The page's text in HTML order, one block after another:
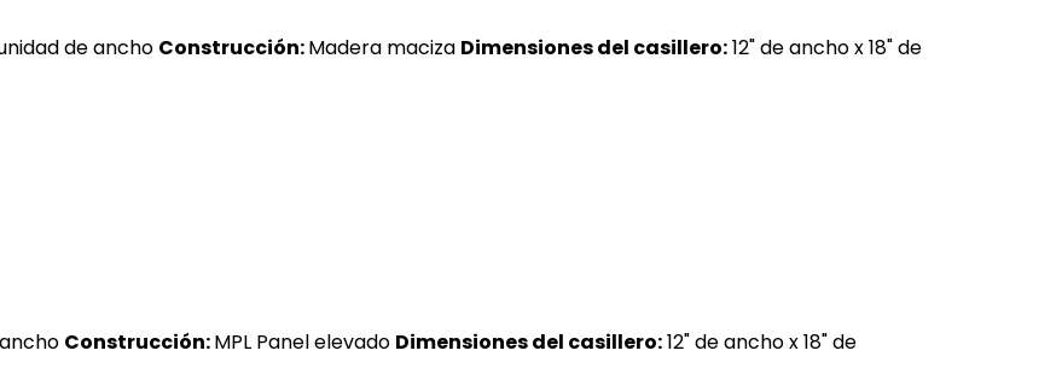
de ancho Construcción:Madera maciza Dimensiones del casillero:12" de ancho x 18" de
Construcción:MPL Panel elevado Dimensiones del casillero:12" de ancho x 18" de